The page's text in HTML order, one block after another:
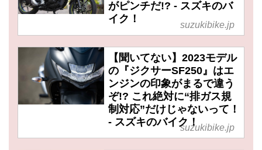
がピンチだ!? - スズキのバ
イク！
suzukibike.jp
【聞いてない】2023モデル
の『ジクサーSF250』はエ
ンジンの印象がまるで違う
ぞ!? これ絶対に“排ガス規
制対応”だけじゃないって！
- スズキのバイク！suzukibike.jp